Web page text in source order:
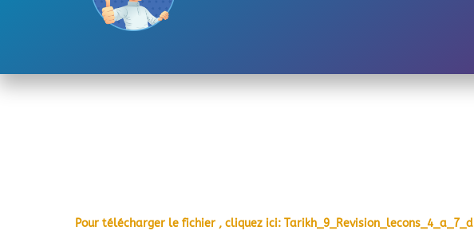
Pour télécharger le fichier , cliquez ici: Tarikh_9_Revision_lecons_4_a_7_d